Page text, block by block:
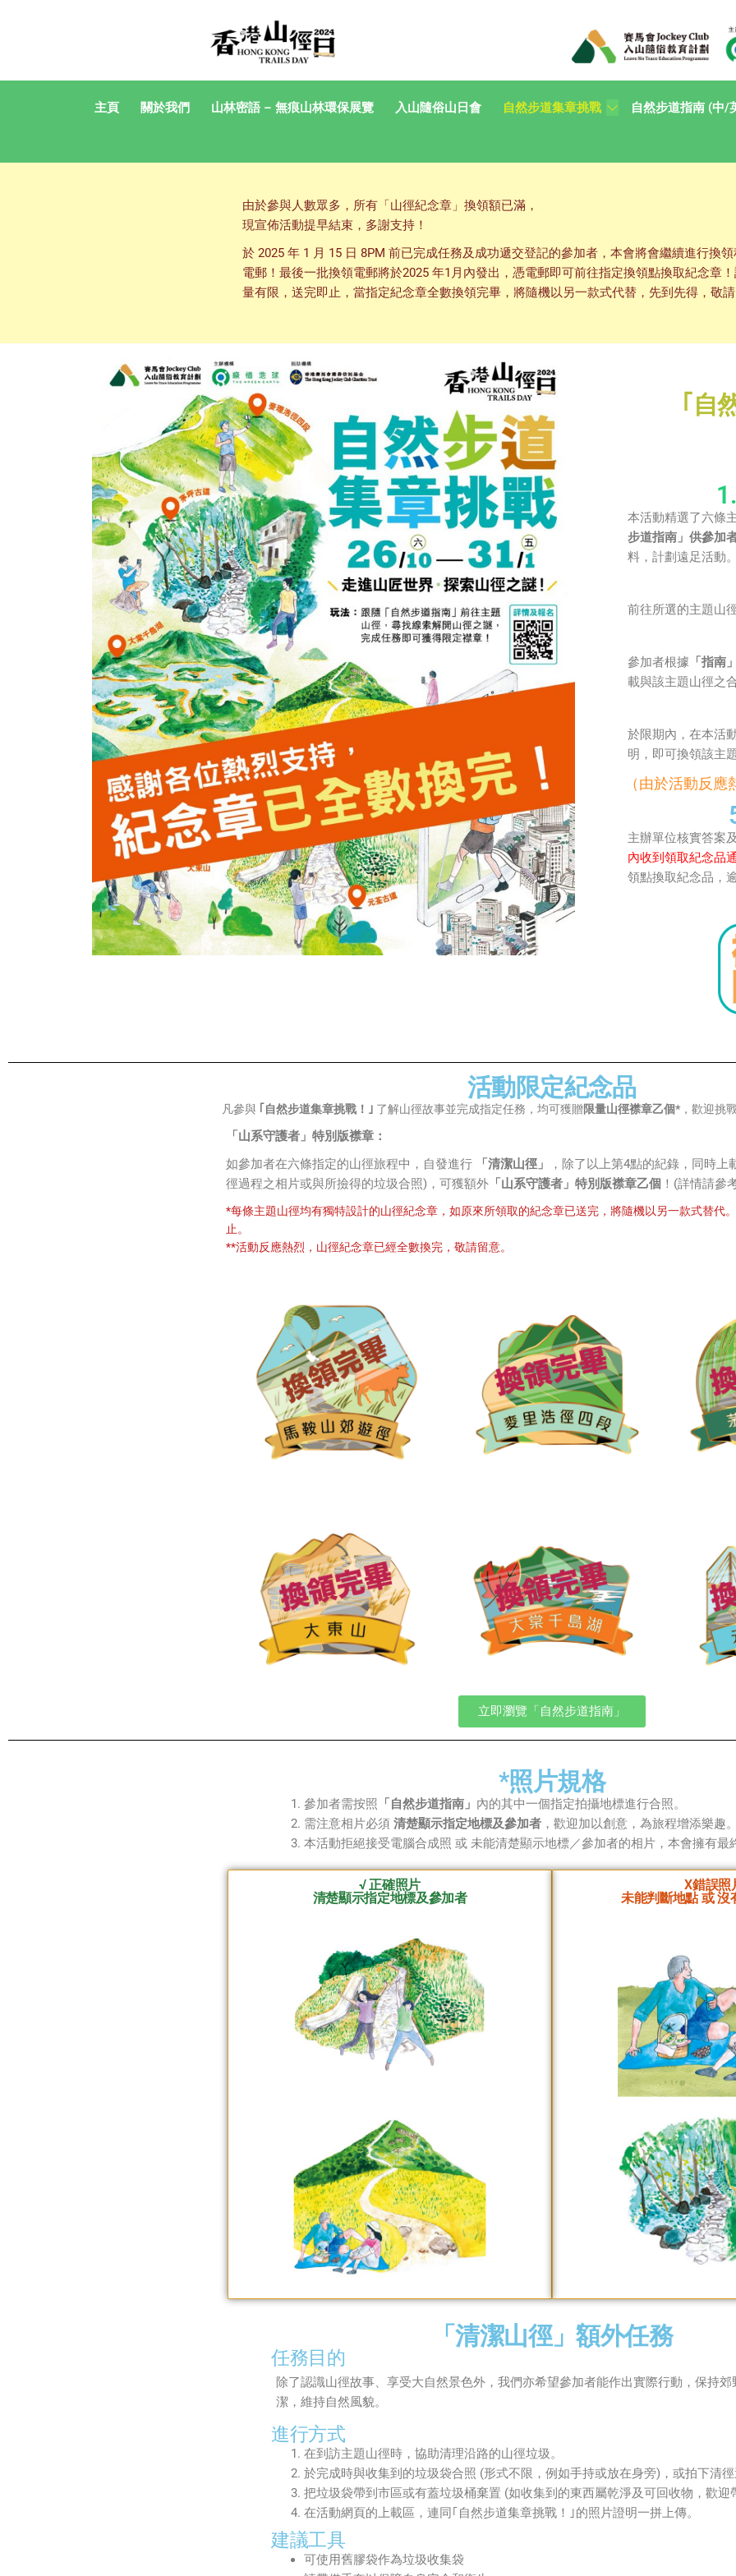
主頁 關於我們 山林密語 – 無痕山林環保展覽 入山隨俗山日會 自然步道集章挑戰 自然步道指南 (中/
由於參與人數眾多，所有「山徑紀念章」換領額已滿，
現宣佈活動提早結束，多謝支持！
於 2025 年 1 月 15 日 8PM 前已完成任務及成功遞交登記的參加者，本會將會繼續進行換
電郵！最後一批換領電郵將於2025 年1月內發出，憑電郵即可前往指定換領點換取紀念章
量有限，送完即止，當指定紀念章全數換領完畢，將隨機以另一款式代替，先到先得，敬
｢自
本活動精選了六條
步道指南」供參加
料，計劃遠足活動
前往所選的主題山
參加者根據 「指南
載與該主題山徑之
於限期內，在本活
明，即可換領該主
（由於活動反
主辦單位核實答案
內收到領取紀念品
領點換取紀念品，
活動限定紀念品
凡參與 ｢自然步道集章挑戰！｣ 了解山徑故事並完成指定任務，均可獲贈限量山徑襟章乙個* ，歡迎挑
「山系守護者」特別版襟章：
如參加者在六條指定的山徑旅程中，自發進行
「清潔山徑」
，除了以上第4點的紀錄，同時
徑過程之相片或與所撿得的垃圾合照)， 可獲額外「山系守護者」特別版襟章乙個 ！(詳情請參
*每條主題山徑均有獨特設計的山徑紀念章，如原來所領取的紀念章已送完，將隨機以另一款式替代
止。
**活動反應熱烈，山徑紀念章已經全數換完，敬請留意。
立即瀏覽「自然步道指南」
*照片規格
參加者需按照 「自然步道指南」 內的其中一個指定拍攝地標進行合照。
需注意相片必須 清楚顯示指定地標及參加者 ，歡迎加以創意，為旅程增添樂趣
本活動拒絕接受電腦合成照 或 未能清楚顯示地標／參加者的相片，本會擁有最
√ 正確照片
清楚顯示指定地標及參加者
X錯誤照
未能判斷地點 或 沒
「清潔山徑」額外任務
任務目的
除了認識山徑故事、享受大自然景色外，我們亦希望參加者能作出實際行動，保持郊
潔，維持自然風貌。
進行方式
在到訪主題山徑時，協助清理沿路的山徑垃圾。
於完成時與收集到的垃圾袋合照 (形式不限，例如手持或放在身旁)，或拍下清
把垃圾袋帶到市區或有蓋垃圾桶棄置 (如收集到的東西屬乾淨及可回收物，歡迎
在活動網頁的上載區，連同｢自然步道集章挑戰！｣的照片證明一拼上傳。
建議工具
可使用舊膠袋作為垃圾收集袋